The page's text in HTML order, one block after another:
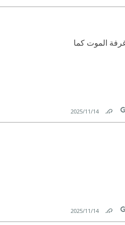
Link
الموت كما
Link
14‏/11‏/2025
14‏/11‏/2025